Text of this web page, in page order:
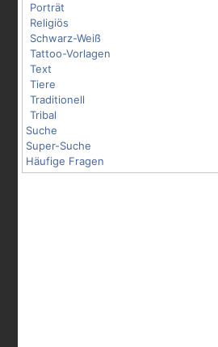
Porträt
Religiös
Schwarz-Weiß
Tattoo-Vorlagen
Text
Tiere
Traditionell
Tribal
Suche
Super-Suche
Häufige Fragen